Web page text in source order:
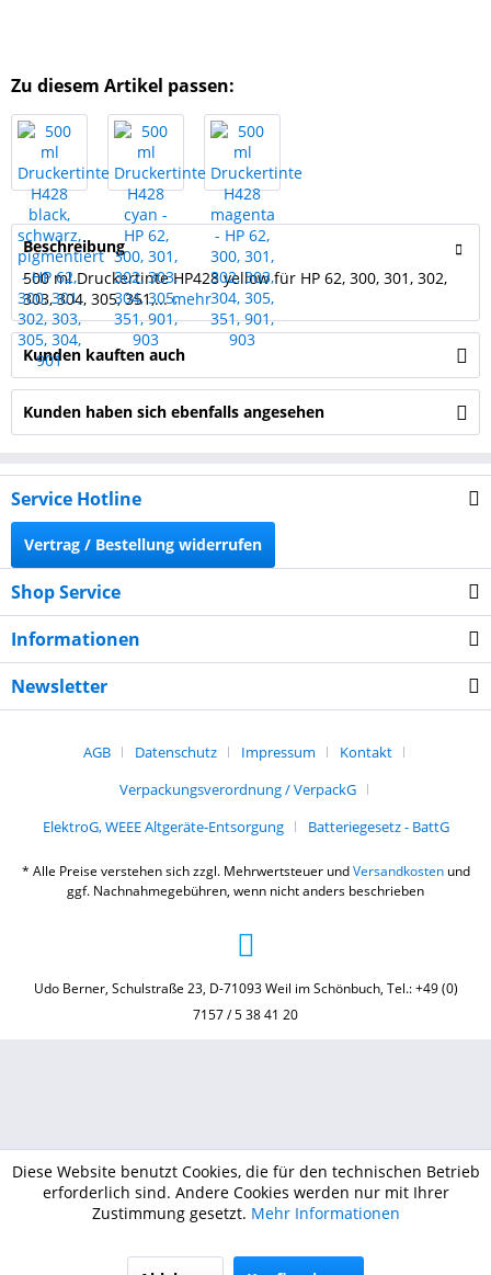
Zu diesem Artikel passen:
Beschreibung
500 ml Druckertinte HP428 yellow für HP 62, 300, 301, 302,
303, 304, 305, 351,...mehr
Kunden kauften auch
Kunden haben sich ebenfalls angesehen
Service Hotline
Vertrag / Bestellung widerrufen
Shop Service
Informationen
Newsletter
AGB Datenschutz Impressum
Kontakt
Verpackungsverordnung / VerpackG
ElektroG, WEEE Altgeräte-Entsorgung
Batteriegesetz - BattG
* Alle Preise verstehen sich zzgl. Mehrwertsteuer undVersandkostenund
ggf. Nachnahmegebühren, wenn nicht anders beschrieben
Udo Berner, Schulstraße 23, D-71093 Weil im Schönbuch, Tel.: +49 (0)
7157 / 5 38 41 20
Diese Website benutzt Cookies, die für den technischen Betrieb
erforderlich sind. Andere Cookies werden nur mit Ihrer
Zustimmung gesetzt. Mehr Informationen